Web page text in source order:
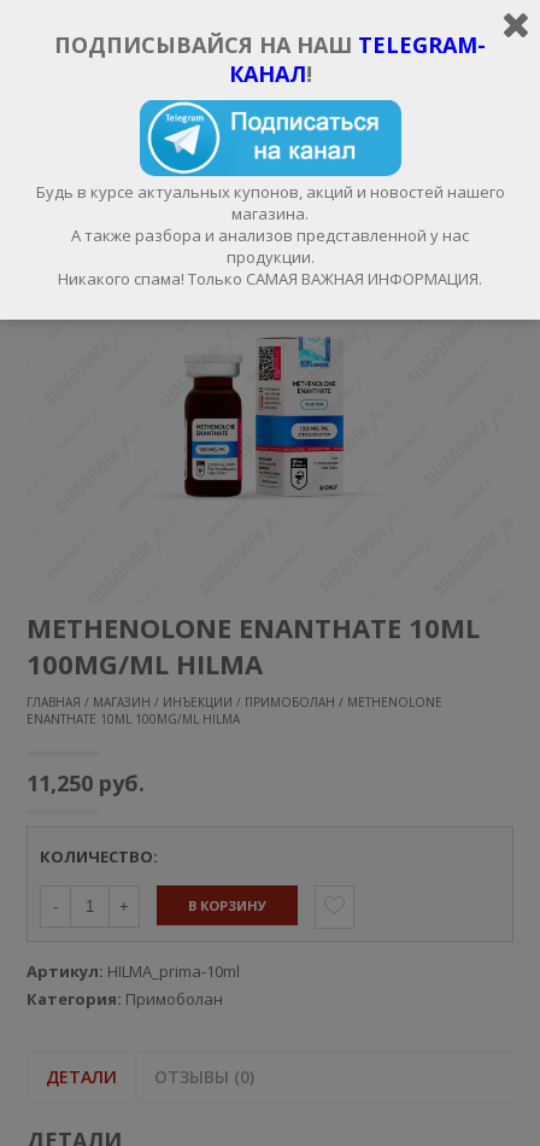
ИЗБРАННОЕ
КАТЕГОРИИ
METHENOLONE ENANTHATE 10ML
100MG/ML HILMA
ГЛАВНАЯ / МАГАЗИН / ИНЪЕКЦИИ / ПРИМОБОЛАН / METHENOLONE
ENANTHATE 10ML 100MG/ML HILMA
11,250 руб.
КОЛИЧЕСТВО:
- + В КОРЗИНУ
Артикул: HILMA_prima-10ml
Категория: Примоболан
ДЕТАЛИ ОТЗЫВЫ (0)
ПОДПИСЫВАЙСЯ НА НАШ TELEGRAM-
КАНАЛ!
Будь в курсе актуальных купонов, акций и новостей нашего
магазина.
А также разбора и анализов представленной у нас
продукции.
Никакого спама! Только САМАЯ ВАЖНАЯ ИНФОРМАЦИЯ.